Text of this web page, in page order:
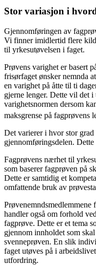
Stor variasjon i
Gjennomføringen av
Vi finner imidlertid flere
til yrkesutøvelsen i faget.
Prøvens varighet er basert
frisørfaget ønsker nemnda
en varighet på åtte til ti
gjerne lenger. Dette vil det
varighetsnormen dersom
maksgrense på fagprøvens
Det varierer i hvor stor
gjennomføringsdelen.
Fagprøvens nærhet til
som baserer fagprøven på
Dette er samtidig et
omfattende bruk av
handler også om forhold
fagprøve. Dette er et tema
gjennom innholdet som
svenneprøven. En slik
faget utøves på i
utfordring.